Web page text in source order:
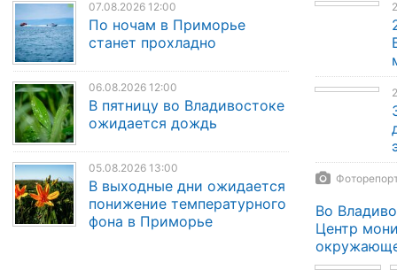
07.08.2026 12:00
По ночам в Приморье
станет прохладно
06.08.2026 12:00
В пятницу во Владивостоке
ожидается дождь
05.08.2026 13:00
В выходные дни ожидается
понижение температурного
фона в Приморье
Во
Центр